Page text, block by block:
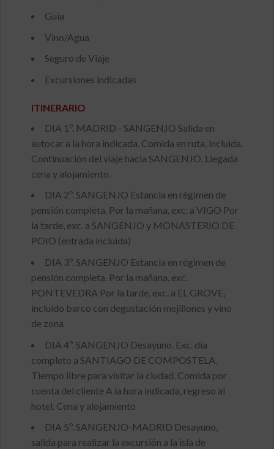
Guía
Vino/Agua
Seguro de Viaje
Excursiones indicadas
ITINERARIO
DIA 1º. MADRID - SANGENJO Salida en
autocar a la hora indicada. Comida en ruta, incluida.
Continuación del viaje hacia SANGENJO. Llegada
cena y alojamiento.
DIA 2º. SANGENJO Estancia en régimen de
pensión completa. Por la mañana, exc. a VIGO Por
la tarde, exc. a SANGENJO y MONASTERIO DE
POIO (entrada incluida)
DIA 3º. SANGENJO Estancia en régimen de
pensión completa. Por la mañana, exc.
PONTEVEDRA Por la tarde, exc. a EL GROVE,
incluido barco con degustación mejillones y vino
de zona
DIA 4º. SANGENJO Desayuno. Exc. día
completo a SANTIAGO DE COMPOSTELA.
Tiempo libre para visitar la ciudad. Comida por
cuenta del cliente A la hora indicada, regreso al
hotel. Cena y alojamiento
DIA 5º. SANGENJO-MADRID Desayuno,
salida para realizar la excursión a la isla de